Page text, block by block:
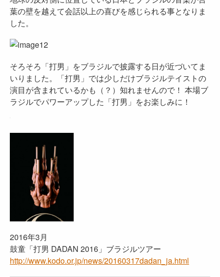
葉の壁を越えて会話以上の喜びを感じられる事となりま
した。
そろそろ「打男」をブラジルで披露する日が近づいてま
いりました。「打男」では少しだけブラジルテイストの
演目が含まれているかも（？）知れませんので！ 本場ブ
ラジルでパワーアップした「打男」をお楽しみに！
2016年3月
鼓童「打男 DADAN 2016」ブラジルツアー
http://www.kodo.or.jp/news/20160317dadan_ja.html